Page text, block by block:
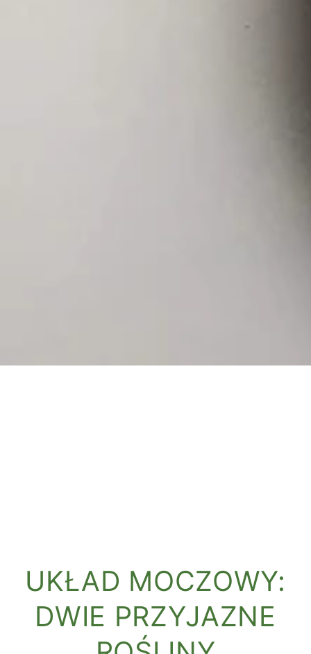
UKŁAD MOCZOWY:
DWIE PRZYJAZNE